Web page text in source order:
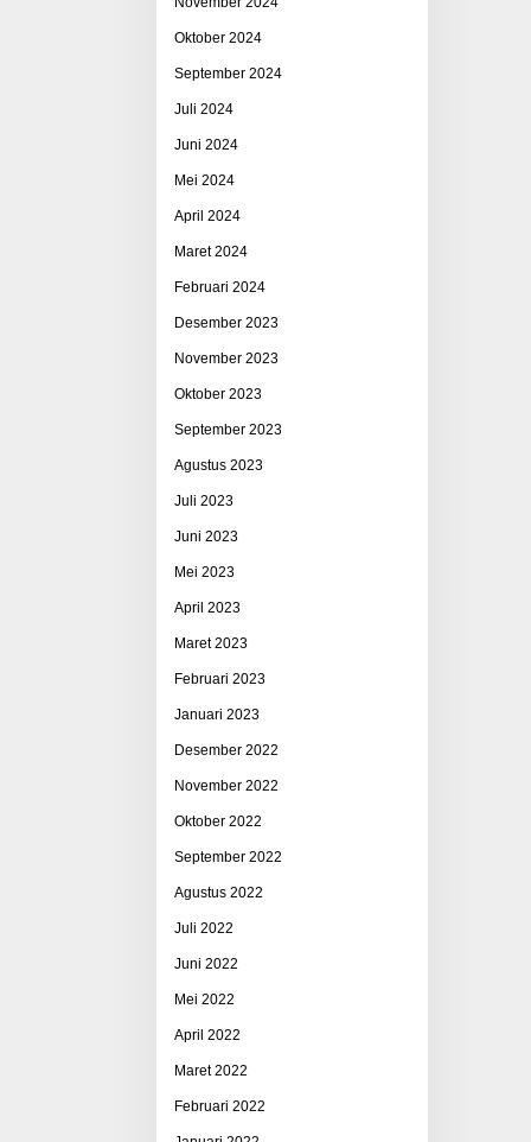
Oktober 2024
September 2024
Juli 2024
Juni 2024
Mei 2024
April 2024
Maret 2024
Februari 2024
Desember 2023
November 2023
Oktober 2023
September 2023
Agustus 2023
Juli 2023
Juni 2023
Mei 2023
April 2023
Maret 2023
Februari 2023
Januari 2023
Desember 2022
November 2022
Oktober 2022
September 2022
Agustus 2022
Juli 2022
Juni 2022
Mei 2022
April 2022
Maret 2022
Februari 2022